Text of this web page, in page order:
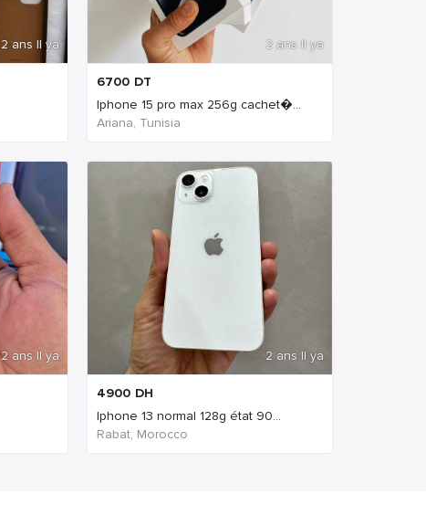
2 ans Il ya 2 ans Il ya
6700 DT
Iphone 15 pro max 256g cachet�...
Ariana, Tunisia
2 ans Il ya 2 ans Il ya
4900 DH
Iphone 13 normal 128g état 90...
Rabat, Morocco